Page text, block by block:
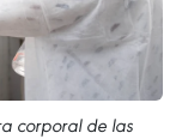
corporal de las